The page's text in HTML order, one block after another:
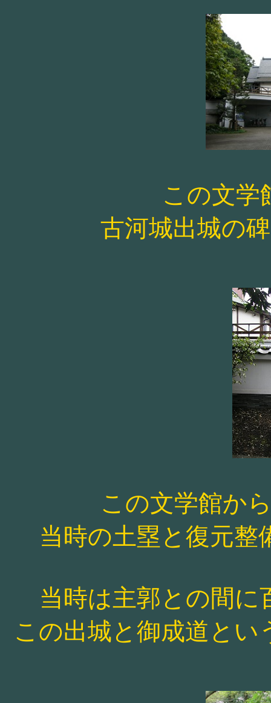
この文学
古河城出城の
この文学館か
当時の土塁と復元
当時は主郭との間
この出城と御成道と